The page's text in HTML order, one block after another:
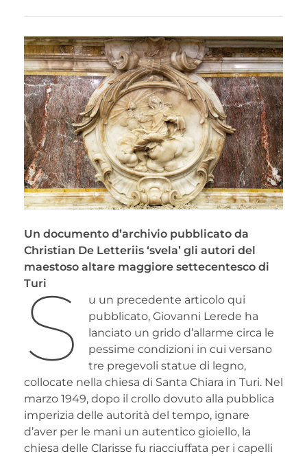
Un documento d’archivio pubblicato da
Christian De Letteriis ‘svela’ gli autori del
maestoso altare maggiore settecentesco di
Turi
S
u un precedente articolo qui
pubblicato, Giovanni Lerede ha
lanciato un grido d’allarme circa le
pessime condizioni in cui versano
tre pregevoli statue di legno,
collocate nella chiesa di Santa Chiara in Turi. Nel
marzo 1949, dopo il crollo dovuto alla pubblica
imperizia delle autorità del tempo, ignare
d’aver per le mani un autentico gioiello, la
chiesa delle Clarisse fu riacciuffata per i capelli